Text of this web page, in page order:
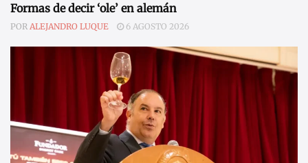
Formas de decir ‘ole’ en alemán
POR ALEJANDRO LUQUE 6 AGOSTO 2026